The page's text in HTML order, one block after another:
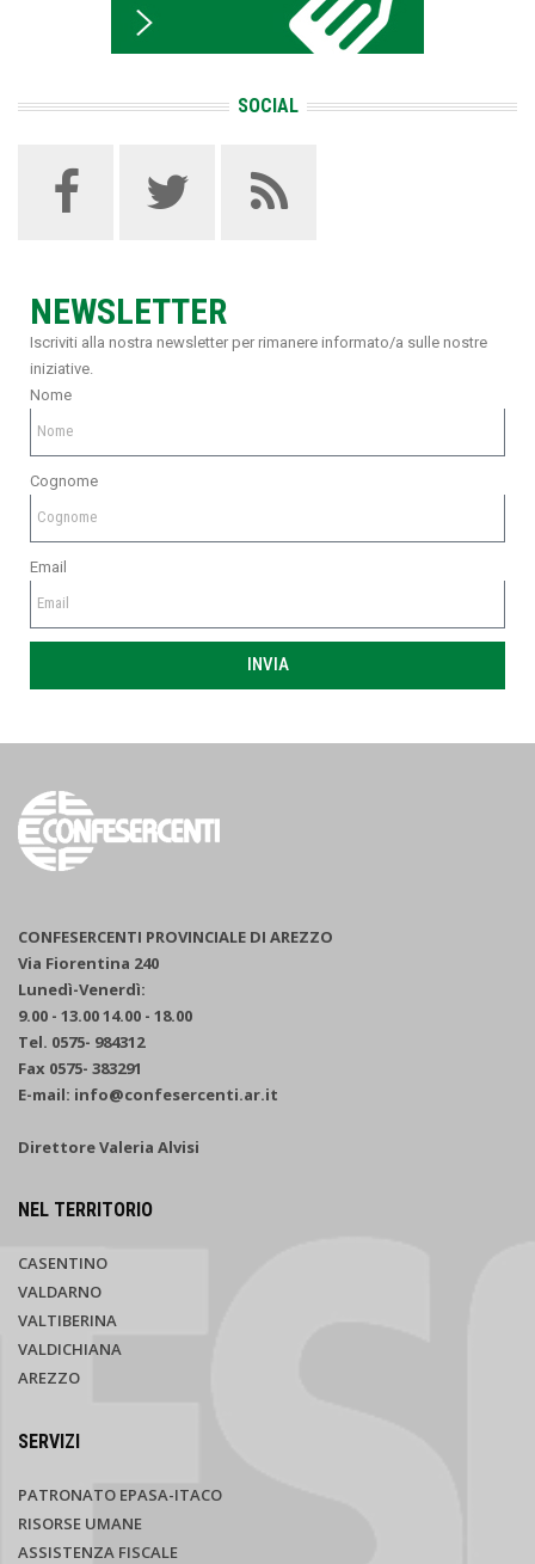
SOCIAL
NEWSLETTER
Iscriviti alla nostra newsletter per rimanere informato/a sulle nostre
iniziative.
Nome
Cognome
Email
INVIA
CONFESERCENTI PROVINCIALE DI AREZZO
Via Fiorentina 240
Lunedì-Venerdì:
9.00 - 13.00 14.00 - 18.00
Tel. 0575- 984312
Fax 0575- 383291
E-mail: info@confesercenti.ar.it
Direttore Valeria Alvisi
NEL TERRITORIO
CASENTINO
VALDARNO
VALTIBERINA
VALDICHIANA
AREZZO
SERVIZI
PATRONATO EPASA-ITACO
RISORSE UMANE
ASSISTENZA FISCALE